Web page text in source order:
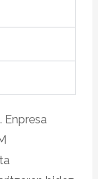
. Enpresa